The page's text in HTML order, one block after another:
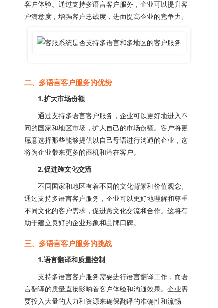
客户体验。通过支持多语言客户服务，企业可以提升客
户满意度，增强客户忠诚度，进而提高企业的竞争力。
二、多语言客户服务的优势
1.扩大市场份额
通过支持多语言客户服务，企业可以更好地进入不
同的国家和地区市场，扩大自己的市场份额。客户将更
愿意选择那些能够提供以自己母语进行沟通的企业，这
将为企业带来更多的商机和潜在客户。
2.促进跨文化交流
不同国家和地区有着不同的文化背景和价值观念。
通过支持多语言客户服务，企业可以更好地理解和尊重
不同文化的客户需求，促进跨文化交流和合作。这将有
助于建立良好的企业形象和品牌口碑。
三、多语言客户服务的挑战
1.语言翻译和质量控制
支持多语言客户服务需要进行语言翻译工作，而语
言翻译的质量直接影响着客户体验和沟通效果。企业需
要投入大量的人力和资源来确保翻译的准确性和流畅